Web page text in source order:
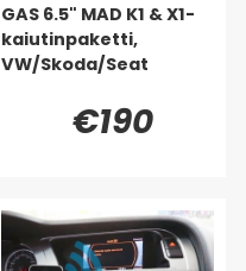
GAS 6.5" MAD K1 & X1-
kaiutinpaketti,
VW/Skoda/Seat
€190